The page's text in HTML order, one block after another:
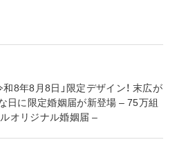
8年8月8日」限定デザイン！ 末広が
日に限定婚姻届が新登場 – 75万組
オリジナル婚姻届 –